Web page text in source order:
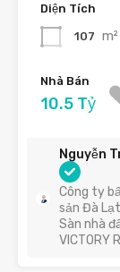
Diện Tích
107 m²
Nhà Bán
10.5 Tỷ
Nguyễn
Công ty
sản Đà
Sàn nhà
VICTORY